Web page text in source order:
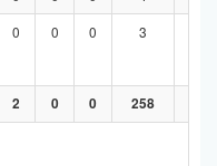
0 0 0 3
2 0 0 258